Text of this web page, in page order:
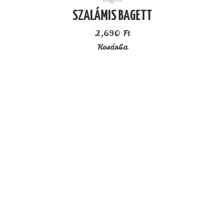
SZALÁMIS BAGETT
2,690 Ft
Kosárba